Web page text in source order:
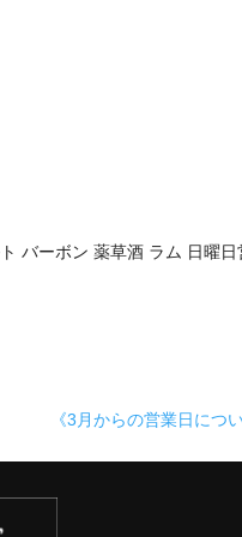
バーボン 薬草酒 ラム 日曜日
《3月からの営業日につい